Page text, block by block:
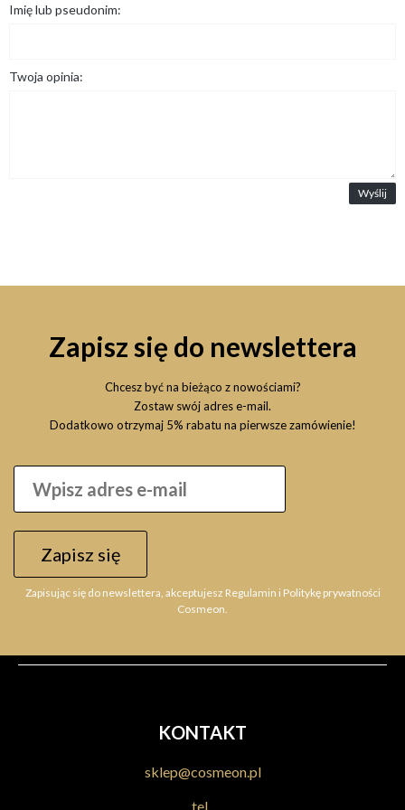
Imię lub pseudonim:
Twoja opinia:
Wyślij
Zapisz się do newslettera
Chcesz być na bieżąco z nowościami?
Zostaw swój adres e-mail.
Dodatkowo otrzymaj 5% rabatu na pierwsze zamówienie!
Zapisz się
Zapisując się do newslettera, akceptujesz Regulamin i Politykę prywatności
Cosmeon.
KONTAKT
sklep@cosmeon.pl
tel.